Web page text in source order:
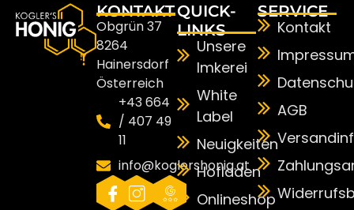
KONTAKT
Obgrün 37
8264
Hainersdorf
Österreich
+43 664
/ 407 49
11
info@koglershonig.at
QUICK-
LINKS
Unsere
Imkerei
White
Label
Neuigkeiten
Hofladen
Onlineshop
SERVICE
Kontakt
AGB